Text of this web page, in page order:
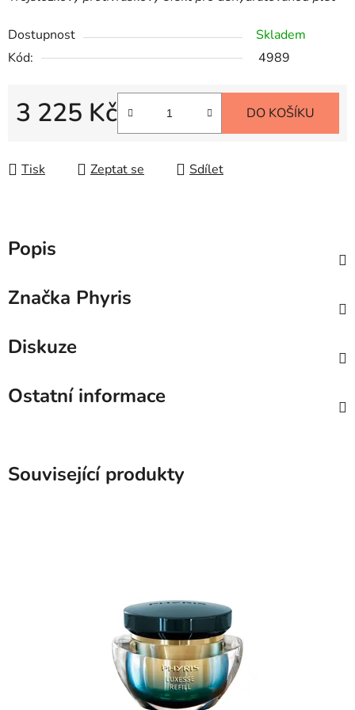
Dostupnost
Skladem
Kód:
4989
3 225 Kč DO KOŠÍKU
Tisk Zeptat se Sdílet
Popis
Značka Phyris
Diskuze
Ostatní informace
Související produkty